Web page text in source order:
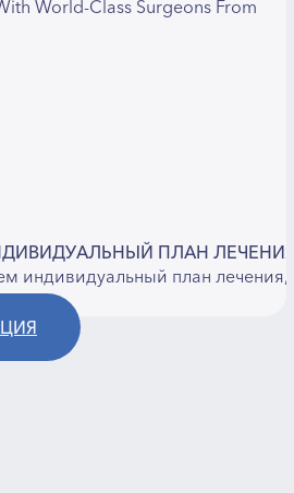
ПЛАН
индивидуальный план